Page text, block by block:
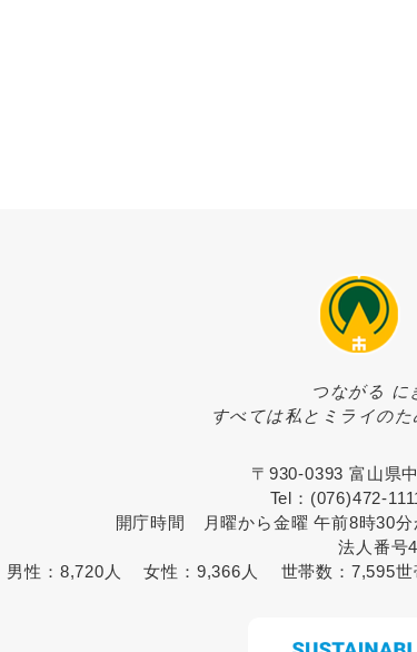
つながる に
すべては私とミライの
〒930-0393 富山県
Tel：(076)472-
開庁時間 月曜から金曜 午前8時30分
法人番号
男性： 8,720人 女性： 9,366人 世帯数： 7,595世